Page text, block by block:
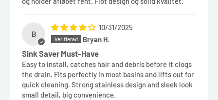
B
10/31/2025
Bryan H.
Sink Saver Must-Have
Easy to install, catches hair and debris before it clogs
the drain. Fits perfectly in most basins and lifts out for
quick cleaning. Strong stainless design and sleek look
small detail, big convenience.